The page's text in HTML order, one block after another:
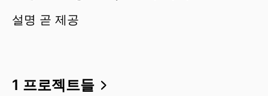
설명 곧 제공
1 프로젝트들